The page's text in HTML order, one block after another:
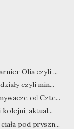
Olia czyli ...
czyli min...
od Czte...
aktual...
pod pryszn...